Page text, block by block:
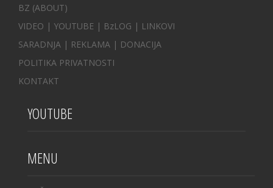
BZ (ABOUT)
VIDEO | YOUTUBE | BzLOG | LINKOVI
SARADNJA | REKLAMA | DONACIJA
POLITIKA PRIVATNOSTI
KONTAKT
YOUTUBE
MENU